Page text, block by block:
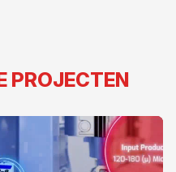
PROJECTEN